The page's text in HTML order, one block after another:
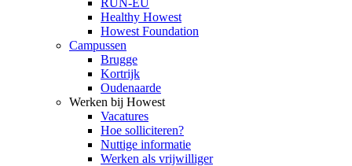
RUN-EU
Healthy Howest
Howest Foundation
Campussen
Brugge
Kortrijk
Oudenaarde
Werken bij Howest
Vacatures
Hoe solliciteren?
Nuttige informatie
Werken als vrijwilliger